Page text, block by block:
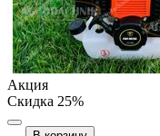
Акция
Скидка 25%